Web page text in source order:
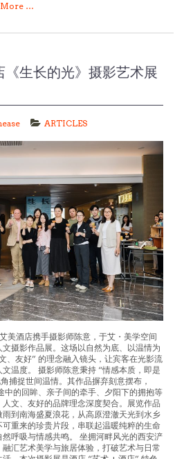
《生长的光》摄影艺术展
摄影作品展。这场以自然为底、以温情为
、友好” 的理念融入镜头，让宾客在光影流
温度。 摄影师陈意秉持 “情感本质，即是
捕捉世间温情。其作品摒弃刻意摆布，
的回眸、亲子间的牵手、夕阳下的拥抱等
文、友好的品牌理念深度契合。展览作品
到南海盛夏浪花，从高原澄澈天光到水乡
重来的珍贵片段，串联起温暖纯粹的生命
呼吸与情感共鸣。 坐拥河畔风光的西安浐
汇艺术美学与旅居体验，打破艺术与日常
。本次摄影展是酒店 “艺术 + 酒店” 特色